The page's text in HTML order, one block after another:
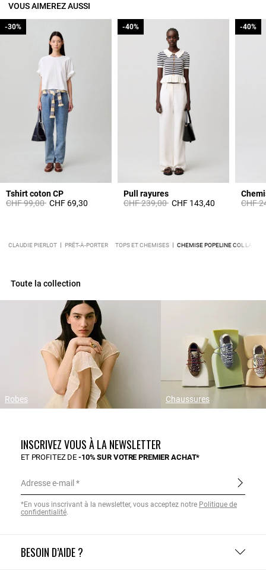
VOUS AIMEREZ AUSSI
Tshirt coton CP
Prix réduit à partir de
CHF 99,00à
-30%
CHF 69,30
-30%
Pull rayures
Prix réduit à partir de
CHF 239,00à
-40%
CHF 143,40
-40%
Prix
CHF
-40%
-40%
CLAUDIE PIERLOT PRÊT-À-PORTER TOPS ET CHEMISES CHEMISE POPELINE COL
Toute la collection
Robes Chaussures
BESOIN D’AIDE ?
INSCRIVEZ VOUS À LA NEWSLETTER
ET PROFITEZ DE-10% SUR VOTRE PREMIER ACHAT*
Adresse e-mail
*En vous inscrivant à la newsletter, vous acceptez notre Politique de
confidentialité.